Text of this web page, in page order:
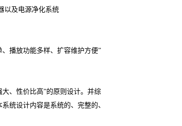
以及电源净化系统
播放功能多样、扩容维护方便”
、性价比高”的原则设计。并综
统设计内容是系统的、完整的、